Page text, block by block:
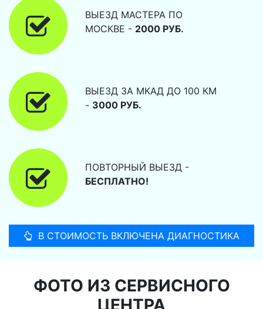
ВЫЕЗД МАСТЕРА ПО
МОСКВЕ - 2000 РУБ.
ВЫЕЗД ЗА МКАД ДО 100 КМ
- 3000 РУБ.
ПОВТОРНЫЙ ВЫЕЗД -
БЕСПЛАТНО!
В СТОИМОСТЬ ВКЛЮЧЕНА ДИАГНОСТИКА
ФОТО ИЗ СЕРВИСНОГО
ЦЕНТРА